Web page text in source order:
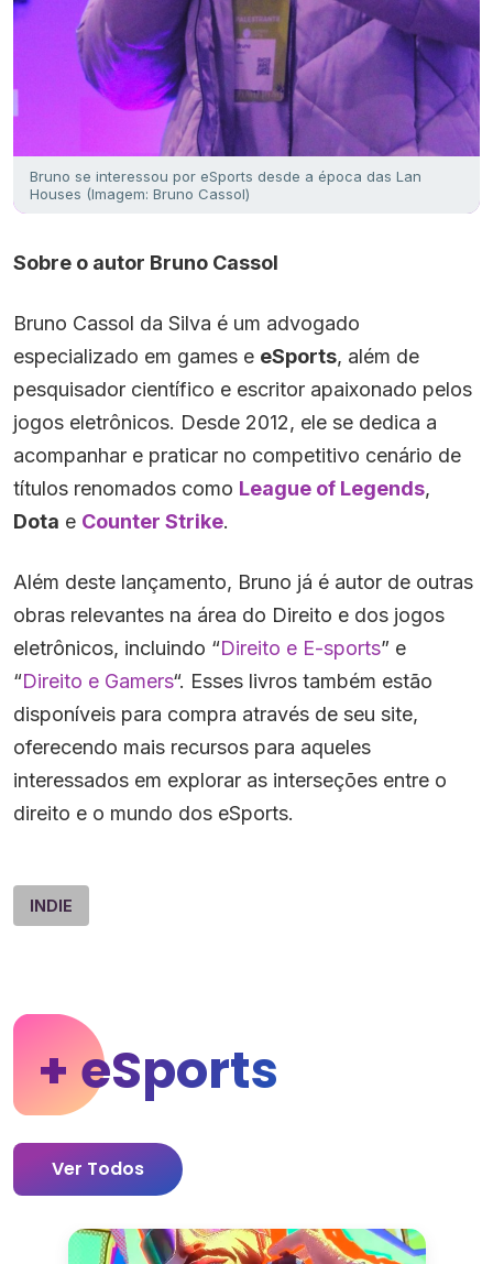
Bruno se interessou por eSports desde a época das Lan
Houses (Imagem: Bruno Cassol)
Sobre o autor Bruno Cassol
Bruno Cassol da Silva é um advogado
especializado em games e eSports, além de
pesquisador científico e escritor apaixonado pelos
jogos eletrônicos. Desde 2012, ele se dedica a
acompanhar e praticar no competitivo cenário de
títulos renomados como League of Legends,
Dota e Counter Strike.
Além deste lançamento, Bruno já é autor de outras
obras relevantes na área do Direito e dos jogos
eletrônicos, incluindo “Direito e E-sports” e
“Direito e Gamers“. Esses livros também estão
disponíveis para compra através de seu site,
oferecendo mais recursos para aqueles
interessados em explorar as interseções entre o
direito e o mundo dos eSports.
INDIE
+ eSports
Ver Todos